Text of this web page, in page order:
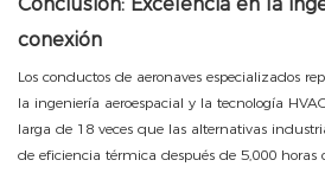
conexión
Los conductos de aeronaves especializados
la ingeniería aeroespacial y la tecnología
larga de 18 veces que las alternativas
de eficiencia térmica después de 5,000 horas